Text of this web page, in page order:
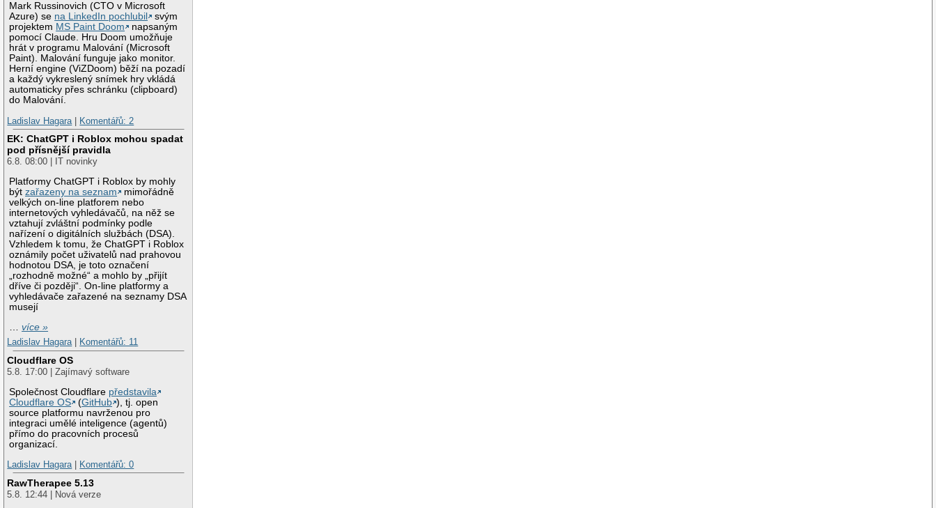
Mark Russinovich (CTO v Microsoft
Azure) se na LinkedIn pochlubil
svým
projektem MS Paint Doom
napsaným
pomocí Claude. Hru Doom umožňuje
hrát v programu Malování (Microsoft
Paint). Malování funguje jako monitor.
Herní engine (ViZDoom) běží na pozadí
a každý vykreslený snímek hry vkládá
automaticky přes schránku (clipboard)
do Malování.
Ladislav Hagara
Komentářů: 2
EK: ChatGPT i Roblox mohou spadat
pod přísnější pravidla
6.8. 08:00 | IT novinky
Platformy ChatGPT i Roblox by mohly
býtzařazeny na seznam
mimořádně
velkých on-line platforem nebo
internetových vyhledávačů, na něž se
vztahují zvláštní podmínky podle
nařízení o digitálních službách (DSA).
Vzhledem k tomu, že ChatGPT i Roblox
oznámily počet uživatelů nad prahovou
hodnotou DSA, je toto označení
„rozhodně možné“ a mohlo by „přijít
dříve či později“. On-line platformy a
vyhledávače zařazené na seznamy DSA
musejí
…více »
Ladislav Hagara| Komentářů: 11
Cloudflare OS
5.8. 17:00 | Zajímavý software
Společnost Cloudflare představila
Cloudflare OS
(GitHub ), tj. open
source platformu navrženou pro
integraci umělé inteligence (agentů)
přímo do pracovních procesů
organizací.
Ladislav Hagara| Komentářů: 0
RawTherapee 5.13
5.8. 12:44 | Nová verze